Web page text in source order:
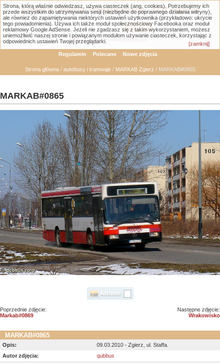
Łódzka Galeria Transportowa - GTLodz.eu
Wyszukiwanie zaawansowane
Regulamin Polecane Nowe zdjęcia
Strona główna/ autobusy i tramwaje/ MARKAB Zgierz / MARKAB#0865
MARKAB#0865
Poprzednie zdjęcie:
Markab#0869
Następne zdjęcie:
Wrakowisko
MARKAB#0865
Opis:
09.03.2010 - Zgierz, ul. Staffa.
Autor zdjęcia:
qubbus
Strona, którą właśnie odwiedzasz, używa ciasteczek (ang. cookies). Potrzebujemy ich
przede wszystkim do utrzymywania sesji (niezbędne do poprawnego działania witryny),
ale również do zapamiętywania niektórych ustawień użytkownika (przykładowo: ukrycie
tego powiadomienia). Używa ich także moduł społecznościowy Facebooka oraz moduł
reklamowy Google AdSense. Jeżeli nie zgadzasz się z takim wykorzystaniem, możesz
uniemożliwić naszej stronie i powiązanym modułom używanie ciasteczek, korzystając z
odpowiednich ustawień Twojej przeglądarki.
[zamknij]